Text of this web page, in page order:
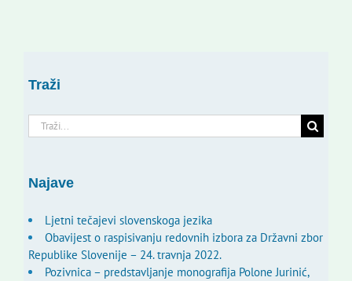
Traži
Traži...
Najave
Ljetni tečajevi slovenskoga jezika
Obavijest o raspisivanju redovnih izbora za Državni zbor
Republike Slovenije – 24. travnja 2022.
Pozivnica – predstavljanje monografija Polone Jurinić,